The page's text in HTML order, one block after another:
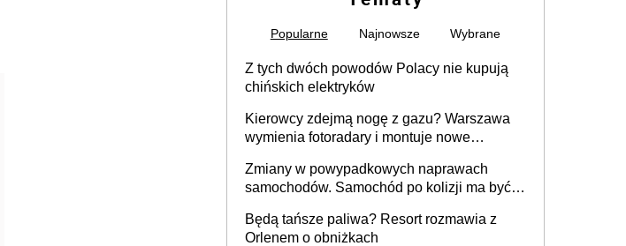
Popularne Najnowsze Wybrane
Z tych dwóch powodów Polacy nie kupują
chińskich elektryków
Kierowcy zdejmą nogę z gazu? Warszawa
wymienia fotoradary i montuje nowe
Zmiany w powypadkowych naprawach
samochodów. Samochód po kolizji ma być
technologią producenta
Będą tańsze paliwa? Resort rozmawia z
Orlenem o obniżkach